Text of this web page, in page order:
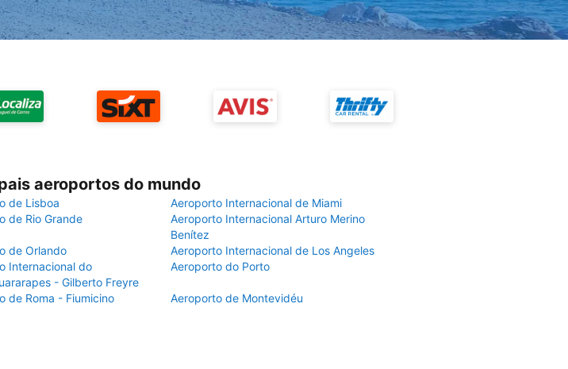
aeroportos do mundo
de Lisboa
Aeroporto Internacional de Miami
de Rio Grande
Aeroporto Internacional Arturo Merino
Benítez
de Orlando
Aeroporto Internacional de Los Angeles
Internacional do
- Gilberto Freyre
Aeroporto do Porto
de Roma - Fiumicino Aeroporto de Montevidéu